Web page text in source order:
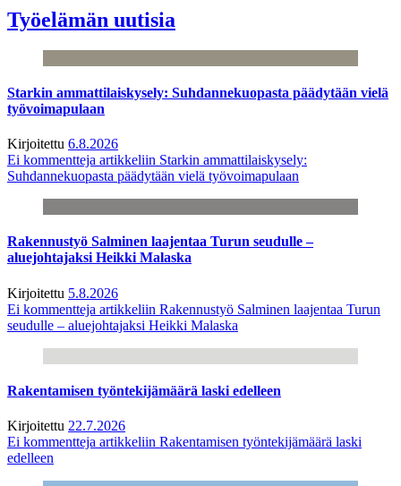
Työelämän uutisia
Starkin ammattilaiskysely: Suhdannekuopasta päädytään vielä
työvoimapulaan
Kirjoitettu 6.8.2026
Ei kommentteja artikkeliin Starkin ammattilaiskysely:
Suhdannekuopasta päädytään vielä työvoimapulaan
Rakennustyö Salminen laajentaa Turun seudulle –
aluejohtajaksi Heikki Malaska
Kirjoitettu 5.8.2026
Ei kommentteja artikkeliin Rakennustyö Salminen laajentaa Turun
seudulle – aluejohtajaksi Heikki Malaska
Rakentamisen työntekijämäärä laski edelleen
Kirjoitettu 22.7.2026
Ei kommentteja artikkeliin Rakentamisen työntekijämäärä laski
edelleen